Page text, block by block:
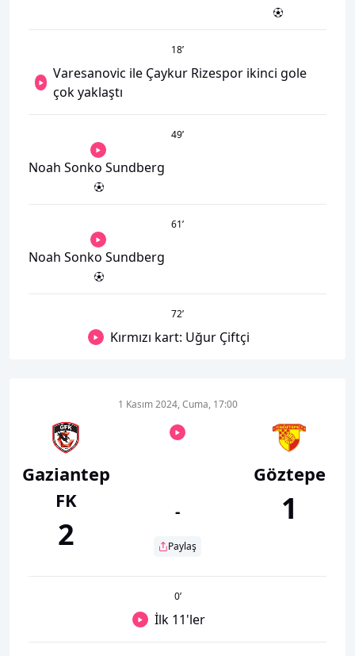
18’
Varesanovic ile Çaykur Rizespor ikinci gole
çok yaklaştı
49’
Noah Sonko Sundberg
61’
Noah Sonko Sundberg
72’
Kırmızı kart: Uğur Çiftçi
Gaziantep
FK
2
1 Kasım 2024, Cuma, 17:00
-
Paylaş
Göztepe
1
0’
İlk 11'ler